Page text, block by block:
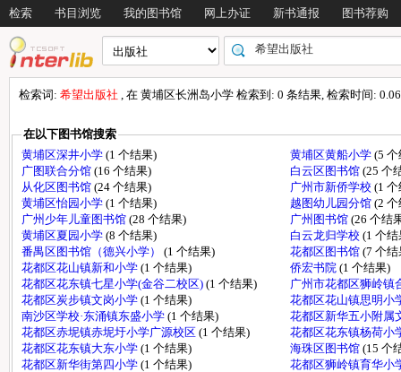
检索 书目浏览 我的图书馆 网上办证 新书通报 图书荐购
检索词: 希望出版社 , 在 黄埔区长洲岛小学 检索到: 0 条结果, 检索时间:
在以下图书馆搜索
黄埔区深井小学 (1 个结果) 黄埔区黄船小学 (5
广图联合分馆 (16 个结果) 白云区图书馆 (25 个
从化区图书馆 (24 个结果) 广州市新侨学校 (1
黄埔区怡园小学 (1 个结果) 越图幼儿园分馆 (2
广州少年儿童图书馆 (28 个结果) 广州图书馆 (26 个结
黄埔区夏园小学 (8 个结果) 白云龙归学校 (1 个结
番禺区图书馆（德兴小学） (1 个结果) 花都区图书馆 (7 个结
花都区花山镇新和小学 (1 个结果) 侨宏书院 (1 个结果)
花都区花东镇七星小学(金谷二校区) (1 个结果)
广州市花都区狮岭镇
花都区炭步镇文岗小学 (1 个结果)
花都区花山镇思明小
南沙区学校·东涌镇东盛小学 (1 个结果)
花都区新华五小附属
花都区赤坭镇赤坭圩小学广源校区 (1 个结果)
花都区花东镇杨荷小
花都区花东镇大东小学 (1 个结果) 海珠区图书馆 (15 个
花都区新华街第四小学 (1 个结果)
花都区狮岭镇育华小